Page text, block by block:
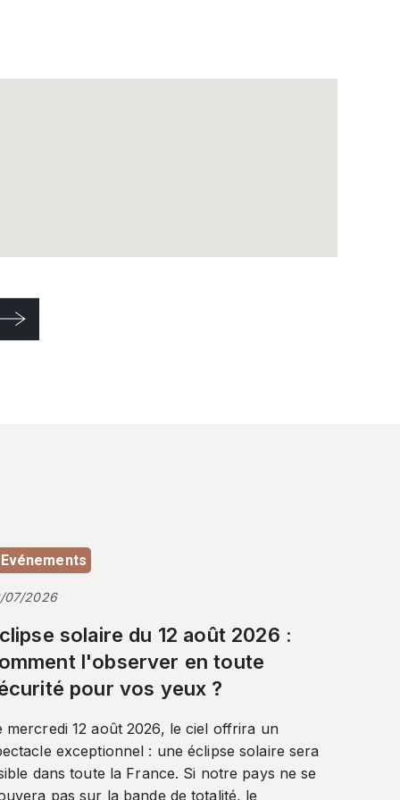
07/2026
solaire du 12 août 2026 :
l'observer en toute
pour vos yeux ?
mercredi 12 août 2026, le ciel offrira un
exceptionnel : une éclipse solaire sera
dans toute la France. Si notre pays ne se
pas sur la bande de totalité, le